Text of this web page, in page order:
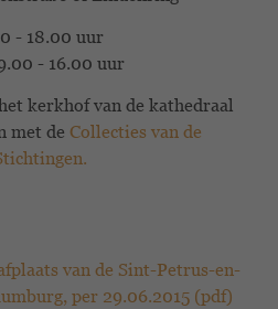
- 18.00 uur
- 16.00 uur
kerkhof van de kathedraal
met de Collecties van de
van de Sint-Petrus-en-
per 29.06.2015 (pdf)